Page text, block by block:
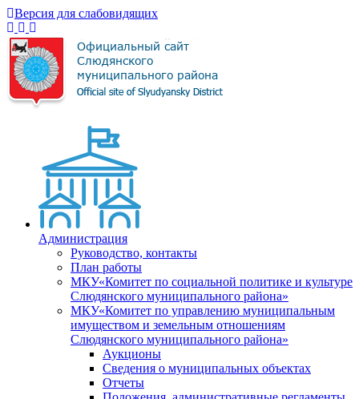
Версия для слабовидящих
Администрация
Руководство, контакты
План работы
МКУ«Комитет по социальной политике и культуре
Слюдянского муниципального района»
МКУ«Комитет по управлению муниципальным
имуществом и земельным отношениям
Слюдянского муниципального района»
Аукционы
Сведения о муниципальных объектах
Отчеты